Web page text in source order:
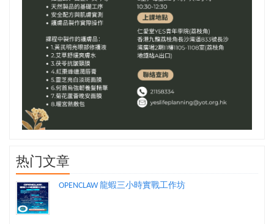
热门文章
OPENCLAW 龍蝦三小時實戰工作坊